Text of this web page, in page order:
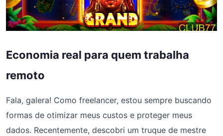
Economia real para quem trabalha
remoto
Fala, galera! Como freelancer, estou sempre buscando
formas de otimizar meus custos e proteger meus
dados. Recentemente, descobri um truque de mestre